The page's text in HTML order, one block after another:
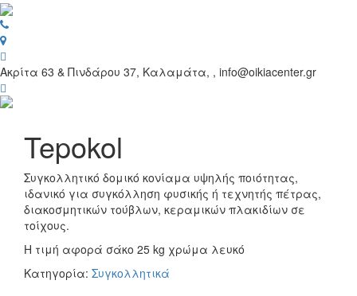
Ακρίτα 63 & Πινδάρου 37, Καλαμάτα, , info@oikiacenter.gr
Tepokol
Συγκολλητικό δομικό κονίαμα υψηλής ποιότητας,
ιδανικό για συγκόλληση φυσικής ή τεχνητής πέτρας,
διακοσμητικών τούβλων, κεραμικών πλακιδίων σε
τοίχους.
Η τιμή αφορά σάκο 25 kg χρώμα λευκό
Κατηγορία: Συγκολλητικά